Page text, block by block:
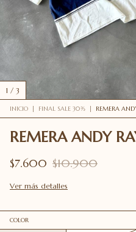
1 / 3
INICIO FINAL SALE 30% REMERA
REMERA ANDY
$7.600 $10.900
Ver más detalles
COLOR